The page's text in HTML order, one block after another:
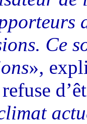
Ce
»,